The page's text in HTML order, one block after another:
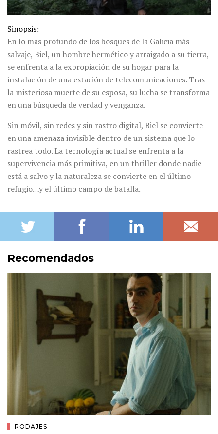
Sinopsis:
En lo más profundo de los bosques de la Galicia más
salvaje, Biel, un hombre hermético y arraigado a su tierra,
se enfrenta a la expropiación de su hogar para la
instalación de una estación de telecomunicaciones. Tras
la misteriosa muerte de su esposa, su lucha se transforma
en una búsqueda de verdad y venganza.
Sin móvil, sin redes y sin rastro digital, Biel se convierte
en una amenaza invisible dentro de un sistema que lo
rastrea todo. La tecnología actual se enfrenta a la
supervivencia más primitiva, en un thriller donde nadie
está a salvo y la naturaleza se convierte en el último
refugio…y el último campo de batalla.
Recomendados
RODAJES